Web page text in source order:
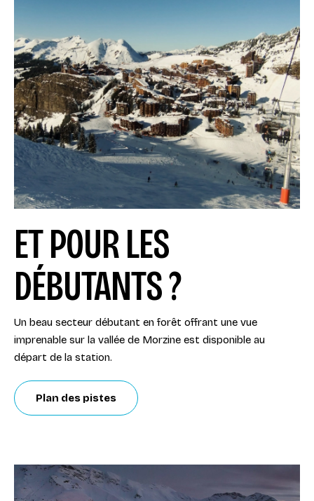
ET POUR LES
DÉBUTANTS ?
Un beau secteur débutant en forêt offrant une vue
imprenable sur la vallée de Morzine est disponible au
départ de la station.
Plan des pistes